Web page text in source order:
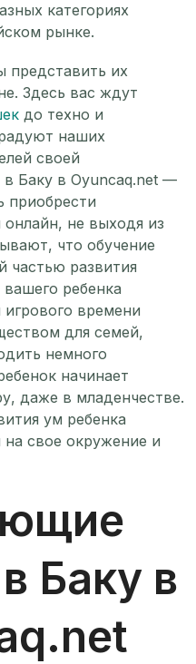
категориях
рынке.
представить их
Здесь вас ждут
до техно и
наших
своей
Баку в Oyuncaq.net —
приобрести
не выходя из
что обучение
частью развития
вашего ребенка
времени
для семей,
немного
начинает
даже в младенчестве.
ум ребенка
на свое окружение и
Баку в